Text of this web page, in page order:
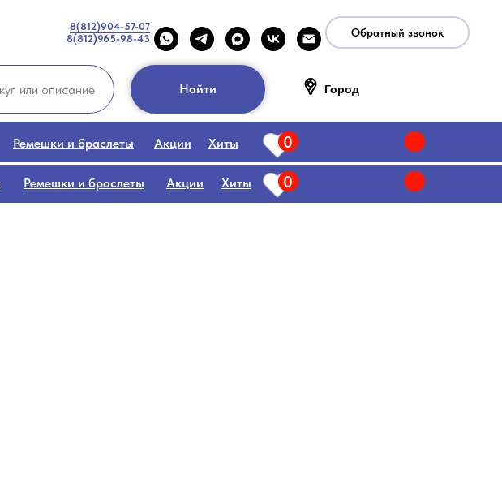
8(812)904-57-07
8(812)965-98-43
Обратный звонок
Найти Город
Ремешки и браслеты Акции Хиты 0
Ремешки и браслеты Акции Хиты 0